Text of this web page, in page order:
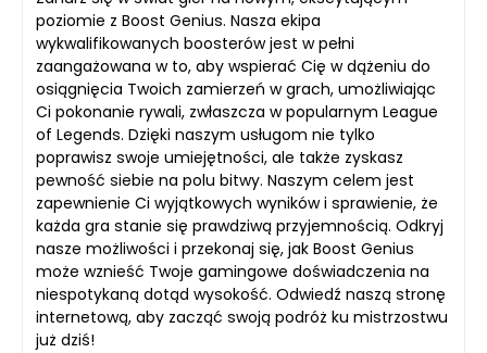
poziomie z Boost Genius. Nasza ekipa
wykwalifikowanych boosterów jest w pełni
zaangażowana w to, aby wspierać Cię w dążeniu do
osiągnięcia Twoich zamierzeń w grach, umożliwiając
Ci pokonanie rywali, zwłaszcza w popularnym League
of Legends. Dzięki naszym usługom nie tylko
poprawisz swoje umiejętności, ale także zyskasz
pewność siebie na polu bitwy. Naszym celem jest
zapewnienie Ci wyjątkowych wyników i sprawienie, że
każda gra stanie się prawdziwą przyjemnością. Odkryj
nasze możliwości i przekonaj się, jak Boost Genius
może wznieść Twoje gamingowe doświadczenia na
niespotykaną dotąd wysokość. Odwiedź naszą stronę
internetową, aby zacząć swoją podróż ku mistrzostwu
już dziś!